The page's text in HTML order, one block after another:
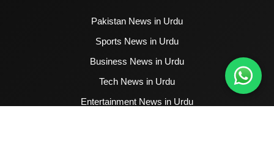
Pakistan News in Urdu
Sports News in Urdu
Business News in Urdu
Tech News in Urdu
Entertainment News in Urdu